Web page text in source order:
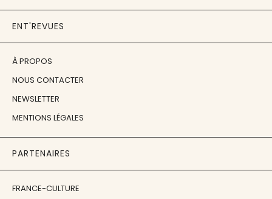
ENT'REVUES
À PROPOS
NOUS CONTACTER
NEWSLETTER
MENTIONS LÉGALES
PARTENAIRES
FRANCE-CULTURE